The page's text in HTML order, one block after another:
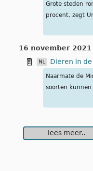
Grote steden
procent, zegt
16 november 2021
NL Dieren in
Naarmate de
soorten
lees meer..